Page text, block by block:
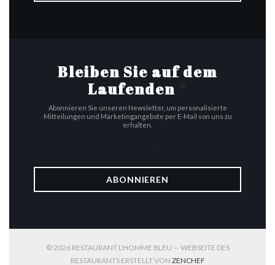
Bleiben Sie auf dem
Laufenden
Abonnieren Sie unseren Newsletter, um personalisierte
Mitteilungen und Marketingangebote per E-Mail von uns zu
erhalten.
ABONNIEREN
© 2026 RESTAURANT L'HOMME BLEU — WEBSEITE DES
RESTAURANTS ERSTELLT VON ZENCHEF((ÖFFNET EIN